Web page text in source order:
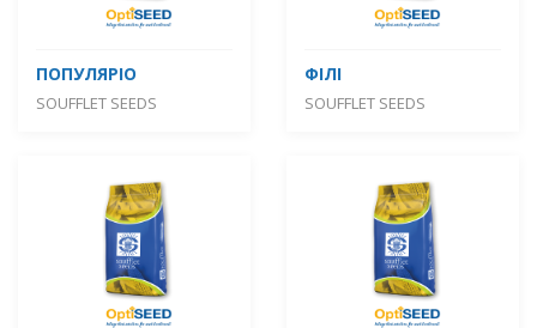
ПОПУЛЯРІО
SOUFFLET SEEDS
ФІЛІ
SOUFFLET SEEDS